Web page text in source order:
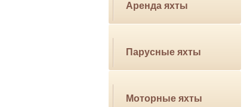
Аренда яхты
Парусные яхты
Моторные яхты